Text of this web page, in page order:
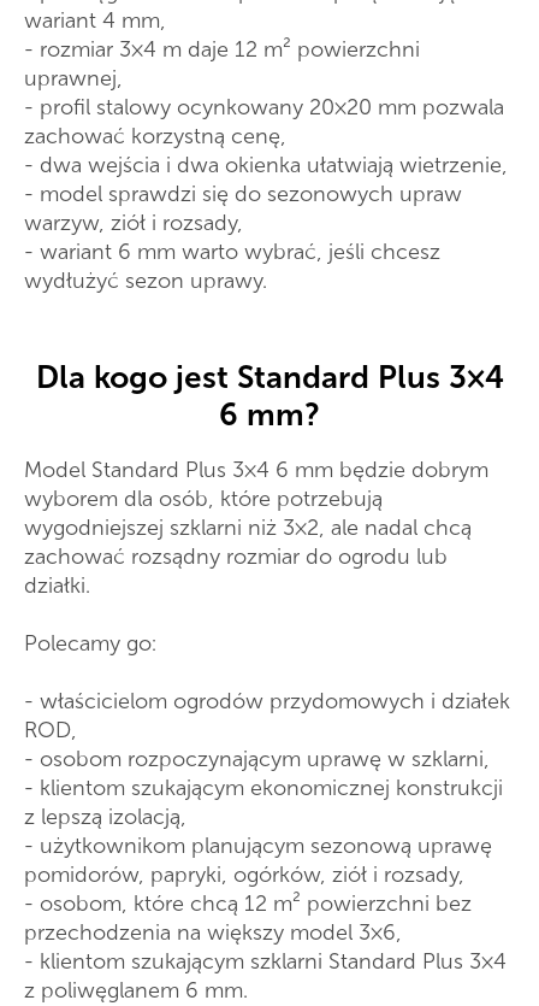
wariant 4 mm,
- rozmiar 3×4 m daje 12 m² powierzchni
uprawnej,
- profil stalowy ocynkowany 20×20 mm pozwala
zachować korzystną cenę,
- dwa wejścia i dwa okienka ułatwiają wietrzenie,
- model sprawdzi się do sezonowych upraw
warzyw, ziół i rozsady,
- wariant 6 mm warto wybrać, jeśli chcesz
wydłużyć sezon uprawy.
Dla kogo jest Standard Plus 3×4
6 mm?
Model Standard Plus 3×4 6 mm będzie dobrym
wyborem dla osób, które potrzebują
wygodniejszej szklarni niż 3×2, ale nadal chcą
zachować rozsądny rozmiar do ogrodu lub
działki.
Polecamy go:
- właścicielom ogrodów przydomowych i działek
ROD,
- osobom rozpoczynającym uprawę w szklarni,
- klientom szukającym ekonomicznej konstrukcji
z lepszą izolacją,
- użytkownikom planującym sezonową uprawę
pomidorów, papryki, ogórków, ziół i rozsady,
- osobom, które chcą 12 m² powierzchni bez
przechodzenia na większy model 3×6,
- klientom szukającym szklarni Standard Plus 3×4
z poliwęglanem 6 mm.